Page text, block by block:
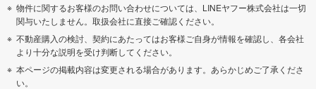
物件に関するお客様のお問い合わせについては、LINEヤフー株式会社は一切
関与いたしません。取扱会社に直接ご確認ください。
不動産購入の検討、契約にあたってはお客様ご自身が情報を確認し、各会社
より十分な説明を受け判断してください。
本ページの掲載内容は変更される場合があります。あらかじめご了承くださ
い。